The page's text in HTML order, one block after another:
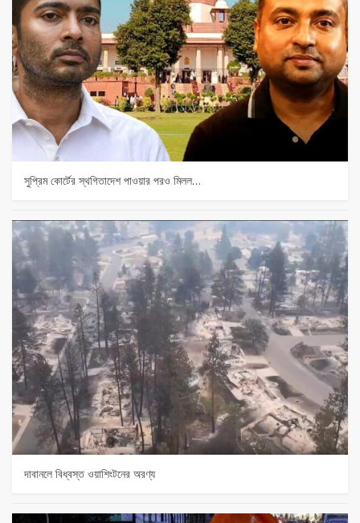
সুপ্রিম কোর্টের স্থগিতাদেশ পাওয়ার পর‌ও মিলল…
দাবানলে বিধ্বস্ত ওয়াশিংটনের অরণ্য